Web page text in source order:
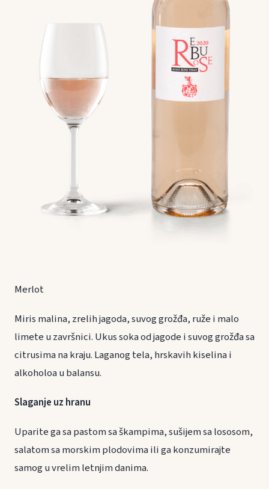
Merlot
Miris malina, zrelih jagoda, suvog grožđa, ruže i malo
limete u završnici. Ukus soka od jagode i suvog grožđa sa
citrusima na kraju. Laganog tela, hrskavih kiselina i
alkoholoa u balansu.
Slaganje uz hranu
Uparite ga sa pastom sa škampima, sušijem sa lososom,
salatom sa morskim plodovima ili ga konzumirajte
samog u vrelim letnjim danima.